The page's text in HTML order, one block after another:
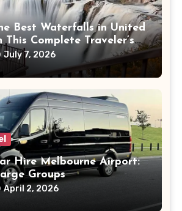
Best Waterfalls in United
Complete Traveler’s
July 7, 2026
Hire Melbourne Airport:
Groups
April 2, 2026